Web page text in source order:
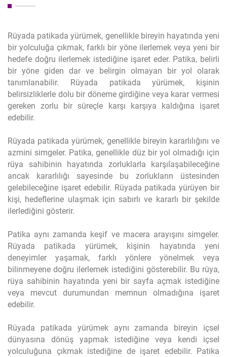
Rüyada patikada yürümek, genellikle bireyin hayatında yeni
bir yolculuğa çıkmak, farklı bir yöne ilerlemek veya yeni bir
hedefe doğru ilerlemek istediğine işaret eder. Patika, belirli
bir yöne giden dar ve belirgin olmayan bir yol olarak
tanımlanabilir. Rüyada patikada yürümek, kişinin
belirsizliklerle dolu bir döneme girdiğine veya karar vermesi
gereken zorlu bir süreçle karşı karşıya kaldığına işaret
edebilir.
Rüyada patikada yürümek, genellikle bireyin kararlılığını ve
azmini simgeler. Patika, genellikle düz bir yol olmadığı için
rüya sahibinin hayatında zorluklarla karşılaşabileceğine
ancak kararlılığı sayesinde bu zorlukların üstesinden
gelebileceğine işaret edebilir. Rüyada patikada yürüyen bir
kişi, hedeflerine ulaşmak için sabırlı ve kararlı bir şekilde
ilerlediğini gösterir.
Patika aynı zamanda keşif ve macera arayışını simgeler.
Rüyada patikada yürümek, kişinin hayatında yeni
deneyimler yaşamak, farklı yönlere yönelmek veya
bilinmeyene doğru ilerlemek istediğini gösterebilir. Bu rüya,
rüya sahibinin hayatında yeni bir sayfa açmak istediğine
veya mevcut durumundan memnun olmadığına işaret
edebilir.
Rüyada patikada yürümek aynı zamanda bireyin içsel
dünyasına dönüş yapmak istediğine veya kendi içsel
yolculuğuna çıkmak istediğine de işaret edebilir. Patika